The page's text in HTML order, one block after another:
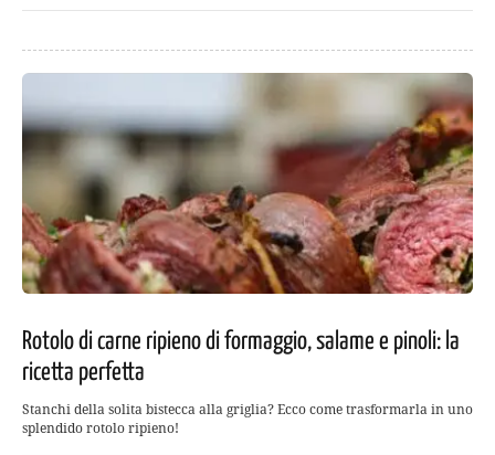
Rotolo di carne ripieno di formaggio, salame e pinoli: la
ricetta perfetta
Stanchi della solita bistecca alla griglia? Ecco come trasformarla in uno
splendido rotolo ripieno!